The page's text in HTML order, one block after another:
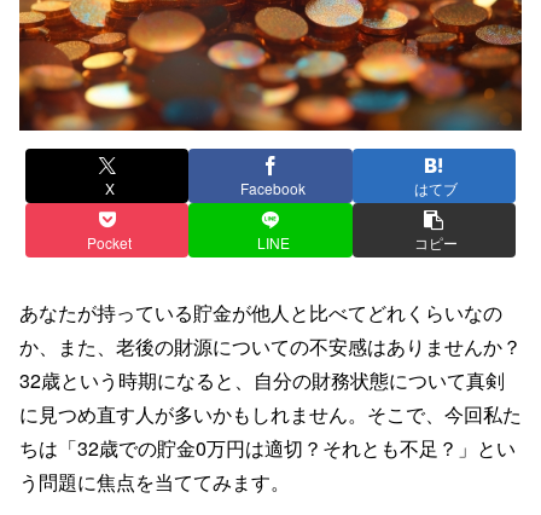
X Facebook はてブ
Pocket LINE コピー
あなたが持っている貯金が他人と比べてどれくらいなの
か、また、老後の財源についての不安感はありませんか？
32歳という時期になると、自分の財務状態について真剣
に見つめ直す人が多いかもしれません。そこで、今回私た
ちは「32歳での貯金0万円は適切？それとも不足？」とい
う問題に焦点を当ててみます。